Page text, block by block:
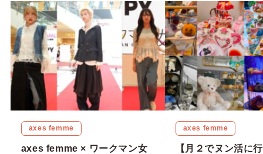
axes femme
axes femme × ワークマン女
axes femme
【月２でヌン活に